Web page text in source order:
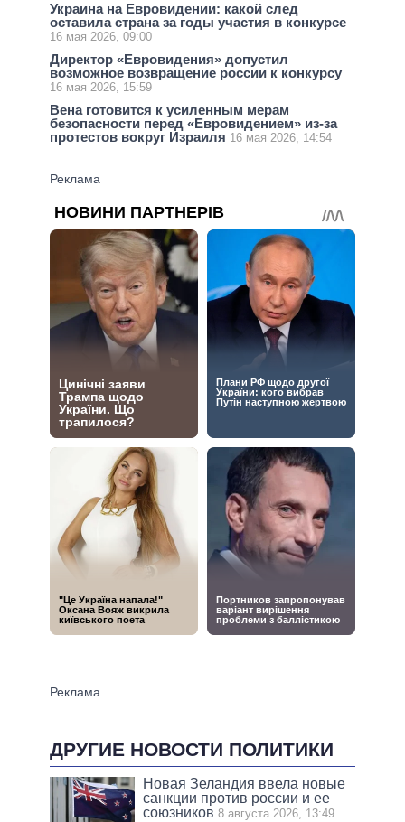
Украина на Евровидении: какой след
оставила страна за годы участия в конкурсе
16 мая 2026, 09:00
Директор «Евровидения» допустил
возможное возвращение россии к конкурсу
16 мая 2026, 15:59
Вена готовится к усиленным мерам
безопасности перед «Евровидением» из-за
протестов вокруг Израиля 16 мая 2026, 14:54
ДРУГИЕ НОВОСТИ ПОЛИТИКИ
Новая Зеландия ввела новые
санкции против россии и ее
союзников 8 августа 2026, 13:49